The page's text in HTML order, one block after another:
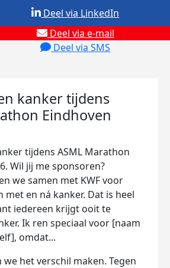
Deel via e-mail
Deel via SMS
Deel via LinkedIn
kanker tijdens
Eindhoven
tijdens ASML Marathon
Wil jij me sponsoren?
we samen met KWF voor
met en ná kanker. Dat is heel
iedereen krijgt ooit te
Ik ren speciaal voor [naam
omdat...
we het verschil maken. Tegen